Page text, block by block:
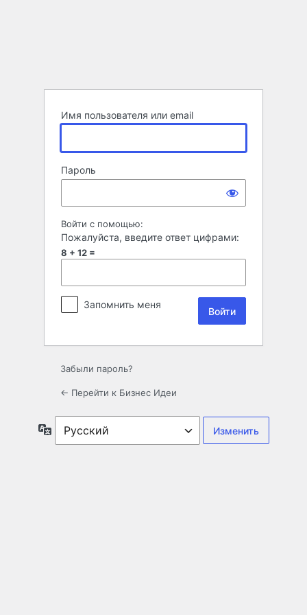
Имя пользователя или email
Пароль
Войти с помощью:
Пожалуйста, введите ответ цифрами:
8 + 12 =
Запомнить меня
Забыли пароль?
← Перейти к Бизнес Идеи
Язык